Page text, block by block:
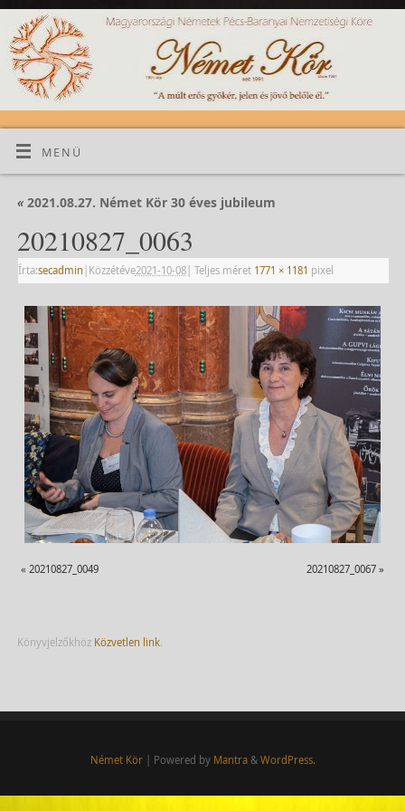
MENÜ
«2021.08.27. Német Kör 30 éves jubileum
20210827_0063
Írta:secadmin | Közzétéve2021-10-08| Teljes méret 1771 × 1181 pixel
« 20210827_0049 20210827_0067 »
Könyvjelzőkhöz Közvetlen link.
Német Kör| Powered by Mantra& WordPress.